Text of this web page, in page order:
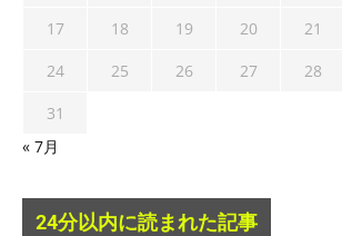
17
18 19 20 21
24
25 26 27 28
31
« 7月
24分以内に読まれた記事